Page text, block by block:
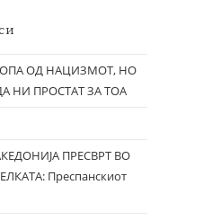
ОД НАЦИЗМОТ, НО
НИ ПРОСТАТ ЗА ТОА
ПРЕСВРТ ВО
Преспанскиот